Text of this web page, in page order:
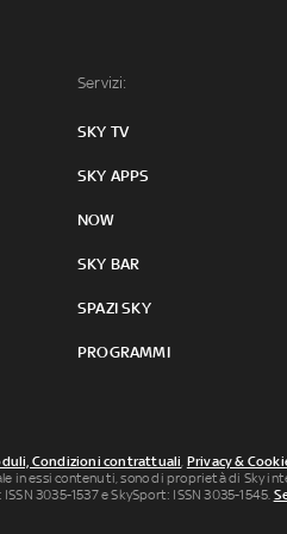
Servizi:
SKY TV
SKY APPS
NOW
SKY BAR
SPAZI SKY
PROGRAMMI
Condizioni contrattuali, Privacy &
essi contenuti, sono di proprietà di Sky
3035-1537 e SkySport: ISSN 3035-1545.